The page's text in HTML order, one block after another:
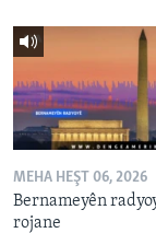
MEHA HEŞT 06, 2026
Bernameyên
rojane